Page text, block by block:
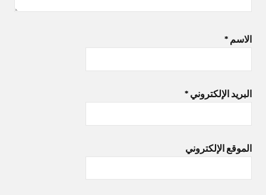
الاسم *
البريد الإلكتروني *
الموقع الإلكتروني